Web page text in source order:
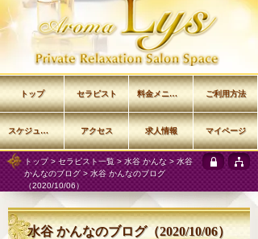
トップ> セラピスト一覧 >水谷 かんな > 水谷
かんなのブログ > 水谷 かんなのブログ
（2020/10/06）
水谷 かんなのブログ（2020/10/06）
トップ セラピスト 料金メニュー ご利用方法
スケジュール アクセス 求人情報 マイページ